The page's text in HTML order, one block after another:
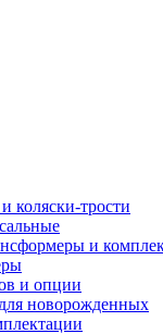
коляски-трости
и
и опции
новорожденных